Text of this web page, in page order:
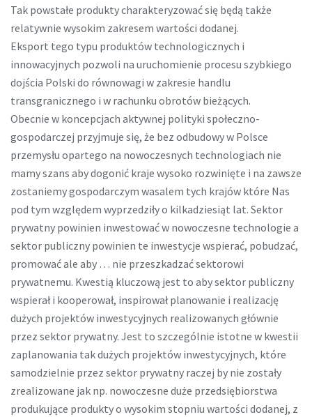
Tak powstałe produkty charakteryzować się będą także
relatywnie wysokim zakresem wartości dodanej.
Eksport tego typu produktów technologicznych i
innowacyjnych pozwoli na uruchomienie procesu szybkiego
dojścia Polski do równowagi w zakresie handlu
transgranicznego i w rachunku obrotów bieżących.
Obecnie w koncepcjach aktywnej polityki społeczno-
gospodarczej przyjmuje się, że bez odbudowy w Polsce
przemysłu opartego na nowoczesnych technologiach nie
mamy szans aby dogonić kraje wysoko rozwinięte i na zawsze
zostaniemy gospodarczym wasalem tych krajów które Nas
pod tym względem wyprzedziły o kilkadziesiąt lat. Sektor
prywatny powinien inwestować w nowoczesne technologie a
sektor publiczny powinien te inwestycje wspierać, pobudzać,
promować ale aby … nie przeszkadzać sektorowi
prywatnemu. Kwestią kluczową jest to aby sektor publiczny
wspierał i kooperował, inspirował planowanie i realizację
dużych projektów inwestycyjnych realizowanych głównie
przez sektor prywatny. Jest to szczególnie istotne w kwestii
zaplanowania tak dużych projektów inwestycyjnych, które
samodzielnie przez sektor prywatny raczej by nie zostały
zrealizowane jak np. nowoczesne duże przedsiębiorstwa
produkujące produkty o wysokim stopniu wartości dodanej, z